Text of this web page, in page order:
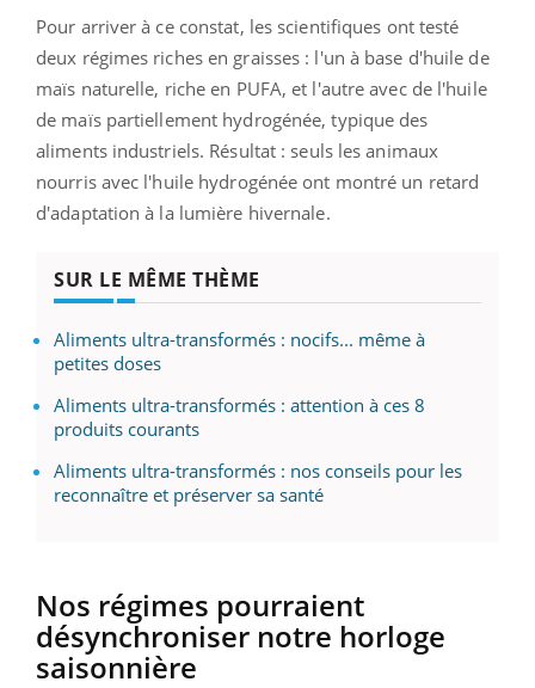
Pour arriver à ce constat, les scientifiques ont testé
deux régimes riches en graisses : l'un à base d'huile de
maïs naturelle, riche en PUFA, et l'autre avec de l'huile
de maïs partiellement hydrogénée, typique des
aliments industriels. Résultat : seuls les animaux
nourris avec l'huile hydrogénée ont montré un retard
d'adaptation à la lumière hivernale.
SUR LE MÊME THÈME
Aliments ultra-transformés : nocifs... même à
petites doses
Aliments ultra-transformés : attention à ces 8
produits courants
Aliments ultra-transformés : nos conseils pour les
reconnaître et préserver sa santé
Nos régimes pourraient
désynchroniser notre horloge
saisonnière